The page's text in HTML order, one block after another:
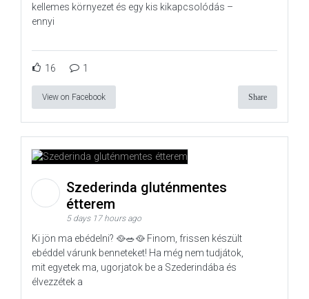
kellemes környezet és egy kis kikapcsolódás –
ennyi
16 1
View on Facebook Share
Szederinda gluténmentes
étterem
5 days 17 hours ago
Ki jön ma ebédelni? 🥘🥗🥘 Finom, frissen készült
ebéddel várunk benneteket! Ha még nem tudjátok,
mit egyetek ma, ugorjatok be a Szederindába és
élvezzétek a